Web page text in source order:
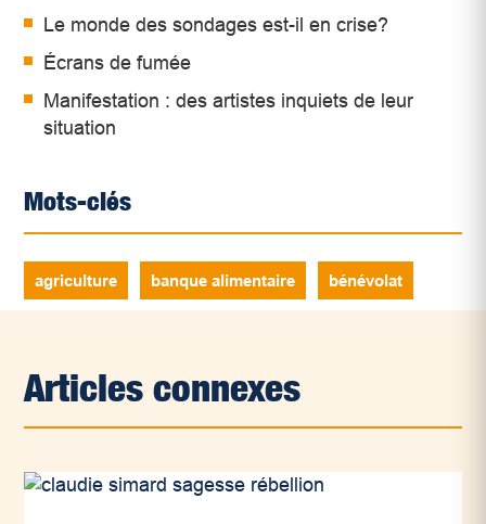
Le monde des sondages est-il en crise?
Écrans de fumée
Manifestation : des artistes inquiets de leur
situation
Mots-clés
agriculture banque alimentaire bénévolat
Articles connexes